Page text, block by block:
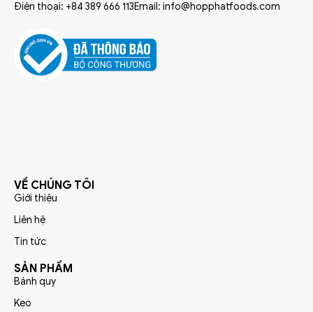
Điện thoại: +84 389 666 113Email: info@hopphatfoods.com
VỀ CHÚNG TÔI
Giới thiệu
Liên hệ
Tin tức
SẢN PHẨM
Bánh quy
Kẹo